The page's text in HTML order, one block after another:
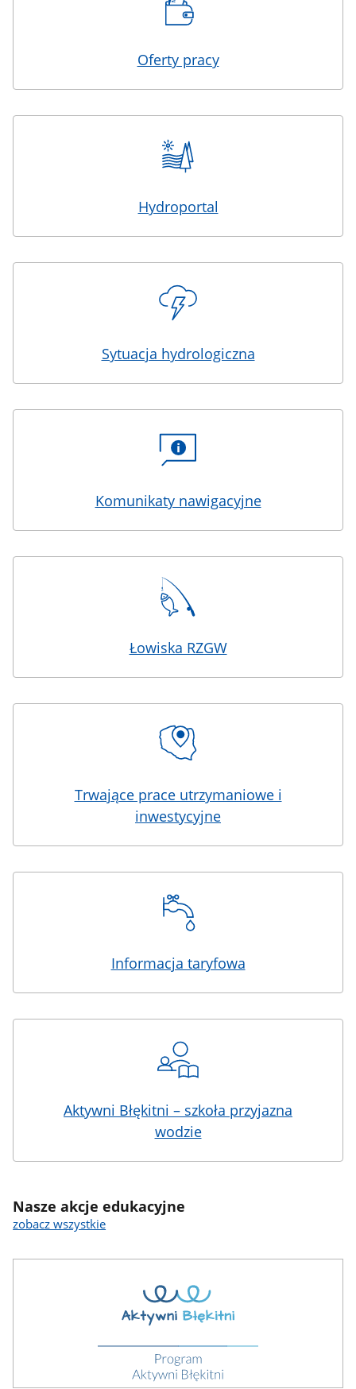
Oferty pracy
Hydroportal
Sytuacja hydrologiczna
Komunikaty nawigacyjne
Łowiska RZGW
Trwające prace utrzymaniowe i
inwestycyjne
Informacja taryfowa
Aktywni Błękitni – szkoła przyjazna
wodzie
Nasze akcje edukacyjne
zobacz wszystkie